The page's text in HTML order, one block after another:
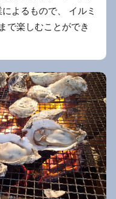
よるもので、 イルミ
で楽しむことができ